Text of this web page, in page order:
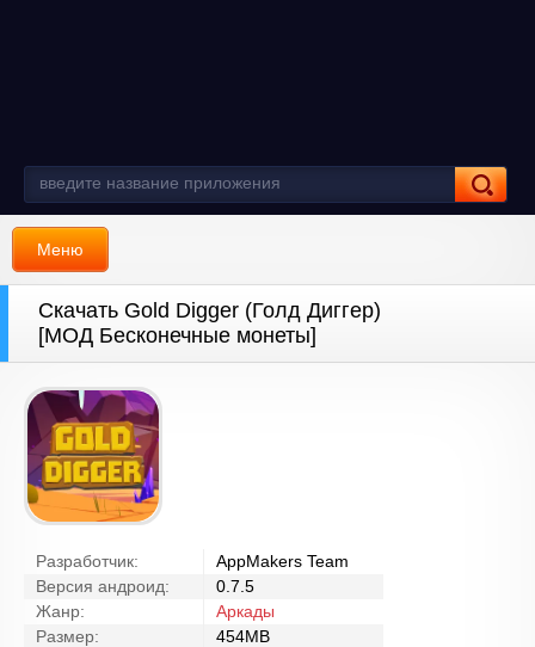
Меню
Скачать Gold Digger (Голд Диггер)
[МОД Бесконечные монеты]
Разработчик:
AppMakers Team
Версия андроид:
0.7.5
Жанр:
Аркады
Размер:
454MB